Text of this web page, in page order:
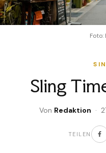
Foto:
Sling
Von Redaktion ·
TEILEN